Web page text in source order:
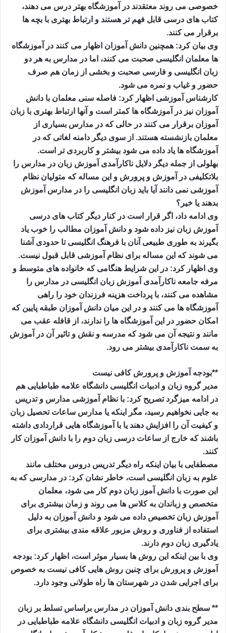
خصوصی می روند معتقدند در آموزشگاه بهتر درس می دهند،
کتاب های درسی قابل فهم تر هستند و ارتباط بهتری با بچه ها
برقرار می کنند.
وی بیان کرد: همچنین دانش آموزان اظهار می کنند در آموزشگاه
ها معلمان انگلیسی صحبت می کنند، اما در مدارس به هر دو
زبان انگلیسی و فارسی صحبت و بخشی از زمان هم صرف
حضور و غیاب و نمره می شود.
کارشناس آموزشی اظهار کرد: فاصله سنی معلمان با دانش
آموزان نیز در آموزشگاه ها کمتر است و آنها ارتباط بهتری با زبان
آموزان برقرار می کنند در حالی که در مدارس بسیاری از
معلمان بازنشسته هستند. از سوی دیگر دامنه لغاتی که در
آموزشگاه ها یاد داده می شود بیشتر و کاربردی تر است.
بهلولی از جمله دیگر دلایل ناکارآمدی آموزش زبان در مدارس را
بلاتکلیفی در آموزش و پرورش و این مساله که متولیان نظام
آموزشی نمی دانند آیا باید زبان انگلیسی را در مدارس آموزش
بدهند یا خیر؟
وی ادامه داد، اگر قرار است در کنار دیگر کتاب های درسی
آموزش زبان نیز داده شود و دانش آموزان مطالب را خوب یاد
بگیرند به طوری طبیعی آنان با فرهنگ انگلیسی تا حدودی آشنا
می شوند که این مساله برای نظام آموزشی قابل قبول نیست.
وی اظهار کرد: در این شرایط هنگامی که خانواده های متوسط و
مرفه جامعه ناکارآمدی آموزش زبان انگلیسی در مدارس را
مشاهده می کنند، با پرداخت هزینه فرزندان خود را راهی
آموزشگاه ها می کنند و در این میان دانش آموزان طبقه پایین که
امکان حضور در این آموزشگاه ها را ندارند، از قافله عقب می
مانند و نتیجه آن می شود که مدرسه و نقش و تاثیر آن در آموزش
به سمت ناکارآمدی بیشتر می رود.
**بودجه آموزش و پرورش کافی نیست
مدیر گروه زبان و ادبیات انگلیسی دانشگاه علامه طباطبایی هم
در ادامه میزگرد تصریح کرد: با نظام آموزشی مدارس و تدریس
به جایی نخواهیم رسید، مگر اینکه یا مدارس ساعات تحصیل زبان
و کیفیت آن را افزایش دهند یا با آموزشگاه هایی قراردادی داشته
باشند که خارج از ساعات درسی زبان دوم را با دانش آموزان کار
کنند.
مصطفایی با بیان اینکه راه دیگر تدریس دروس مختلف مانند
علوم به زبان انگلیسی است، خاطر نشان کرد: در مدارسی که به
این صورت با دانش آموز زبان دوم کار می شود، معلمان
متخصص و زباندان به کلاس ها می روند و زمان بیشتری برای
آموزش زبان تخصیص داده می شود و دانش آموزان به دلیل
استفاده از فناوری و روش مزبور علاقه مندی بیشتری برای
یادگیری زبان دوم دارند.
وی با بین اینکه این روش ها بسیار موثر است، اظهار کرد: بودجه
آموزش و پرورش برای چنین روش هایی کافی نیست به خصوص
برای اجرایی شدن در شهرستان ها راه طولانی وجود دارد.
** سطح بندی دانش آموزان در مدارس براساس تسلط بر زبان
مدیر گروه زبان و ادبیات انگلیسی دانشگاه علامه طباطبایی در